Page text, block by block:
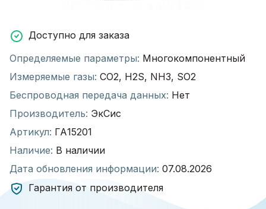
Доступно для заказа
Определяемые параметры: Многокомпонентный
Измеряемые газы: CO2, H2S, NH3, SO2
Беспроводная передача данных: Нет
Производитель: ЭкСис
Артикул: ГА15201
Наличие: В наличии
Дата обновления информации: 07.08.2026
Гарантия от производителя